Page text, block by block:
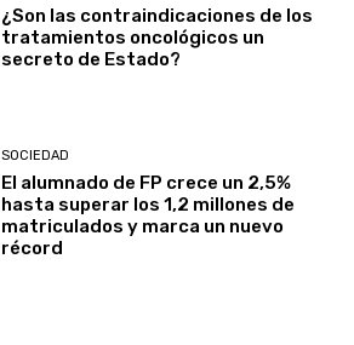
¿Son las contraindicaciones de los
tratamientos oncológicos un
secreto de Estado?
SOCIEDAD
El alumnado de FP crece un 2,5%
hasta superar los 1,2 millones de
matriculados y marca un nuevo
récord